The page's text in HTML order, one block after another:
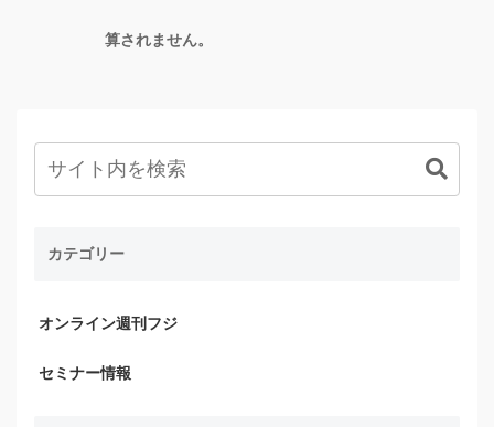
算されません。
カテゴリー
オンライン週刊フジ
セミナー情報